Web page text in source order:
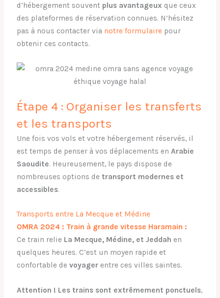
d’hébergement souvent plus avantageux que ceux
des plateformes de réservation connues. N’hésitez
pas à nous contacter via notre formulairepour
obtenir ces contacts.
Étape 4 : Organiser les transferts
et les transports
Une fois vos vols et votre hébergement réservés, il
est temps de penser à vos déplacements en Arabie
Saoudite. Heureusement, le pays dispose de
nombreuses options de transport modernes et
accessibles.
Transports entre La Mecque et Médine
OMRA 2024 : Train à grande vitesse Haramain :
Ce train relie La Mecque, Médine, et Jeddah en
quelques heures. C’est un moyen rapide et
confortable de voyagerentre ces villes saintes.
Attention ! Les trains sont extrêmement ponctuels,